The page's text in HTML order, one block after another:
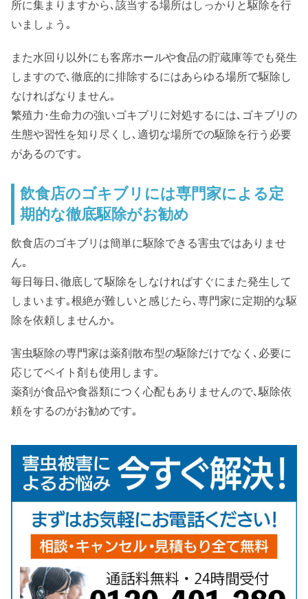
所に集まりますから､該当する場所はしっかりと駆除を行
いましょう｡
また水回り以外にも客席ホールや食品の貯蔵庫等でも発生
しますので､徹底的に排除するにはあらゆる場所で駆除し
なければなりません｡
繁殖力･生命力の強いゴキブリに対処するには､ゴキブリの
生態や習性を知り尽くし､適切な場所での駆除を行う必要
があるのです｡
飲食店のゴキブリには専門家による定
期的な徹底駆除がお勧め
飲食店のゴキブリは簡単に駆除できる害虫ではありませ
ん｡
毎日毎日､徹底して駆除をしなければすぐにまた発生して
しまいます｡根絶が難しいと感じたら､専門家に定期的な駆
除を依頼しませんか｡
害虫駆除の専門家は薬剤散布型の駆除だけでなく､必要に
応じてベイト剤も使用します｡
薬剤が食品や食器類につく心配もありませんので､駆除依
頼をするのがお勧めです｡